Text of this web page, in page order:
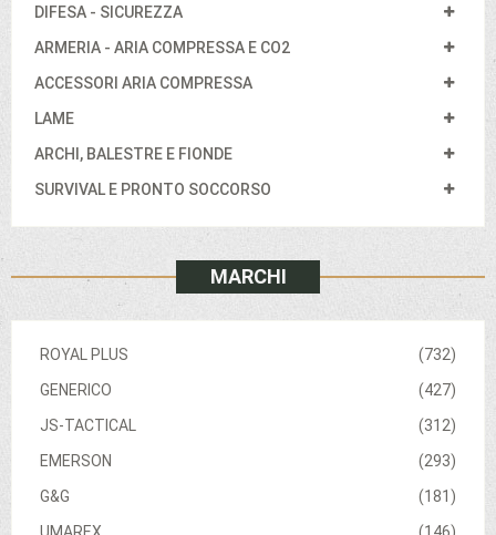
DIFESA - SICUREZZA
ARMERIA - ARIA COMPRESSA E CO2
ACCESSORI ARIA COMPRESSA
LAME
ARCHI, BALESTRE E FIONDE
SURVIVAL E PRONTO SOCCORSO
MARCHI
(732)
ROYAL PLUS
(427)
GENERICO
(312)
JS-TACTICAL
(293)
EMERSON
(181)
G&G